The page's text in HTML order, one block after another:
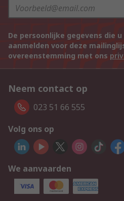
De persoonlijke gegevens die
aanmelden voor deze
overeenstemming met ons
Neem contact op
023 51 66 555
Volg ons op
We aanvaarden